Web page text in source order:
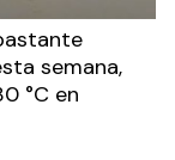
semana,
°C en